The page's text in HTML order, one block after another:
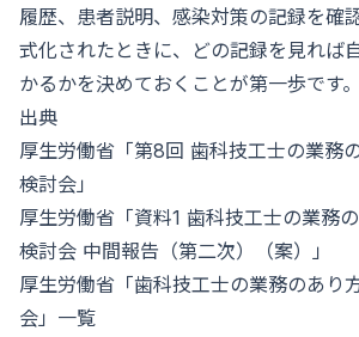
履歴、患者説明、感染対策の記録を確
式化されたときに、どの記録を見れば
かるかを決めておくことが第一歩です。
出典
厚生労働省「第8回 歯科技工士の業務
検討会」
厚生労働省「資料1 歯科技工士の業務
検討会 中間報告（第二次）（案）」
厚生労働省「歯科技工士の業務のあり
会」一覧